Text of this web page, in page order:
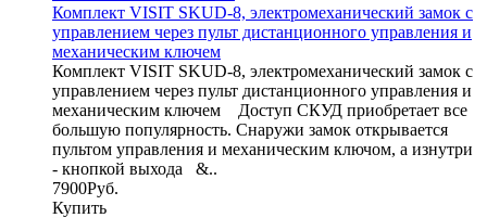
Комплект VISIT SKUD-8, электромеханический замок с
управлением через пульт дистанционного управления и
механическим ключем
Комплект VISIT SKUD-8, электромеханический замок с
управлением через пульт дистанционного управления и
механическим ключем Доступ СКУД приобретает все
большую популярность. Снаружи замок открывается
пультом управления и механическим ключом, а изнутри
- кнопкой выхода &..
7900Руб.
Купить